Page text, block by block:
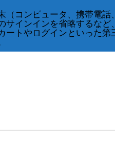
（コンピュータ、携帯電
サインインを省略するな
ートやログインといった